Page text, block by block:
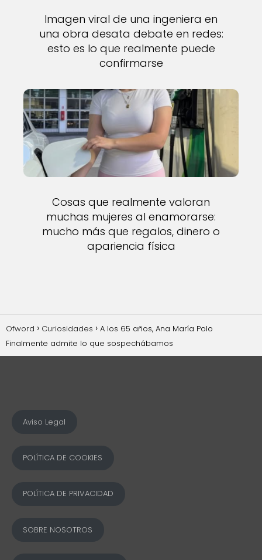
Imagen viral de una ingeniera en
una obra desata debate en redes:
esto es lo que realmente puede
confirmarse
Cosas que realmente valoran
muchas mujeres al enamorarse:
mucho más que regalos, dinero o
apariencia física
Ofword Curiosidades
A los 65 años, Ana María Polo
Finalmente admite lo que sospechábamos
Aviso Legal
POLÍTICA DE COOKIES
POLÍTICA DE PRIVACIDAD
SOBRE NOSOTROS